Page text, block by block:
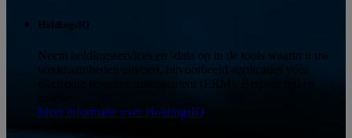
HoldingsIQ
Neem holdingsservices en -data op in de tools waarin u uw
werkzaamheden uitvoert, bijvoorbeeld applicaties voor
electronic resource management (ERM). Bespaar tijd en
Meer informatie over HoldingsIQ